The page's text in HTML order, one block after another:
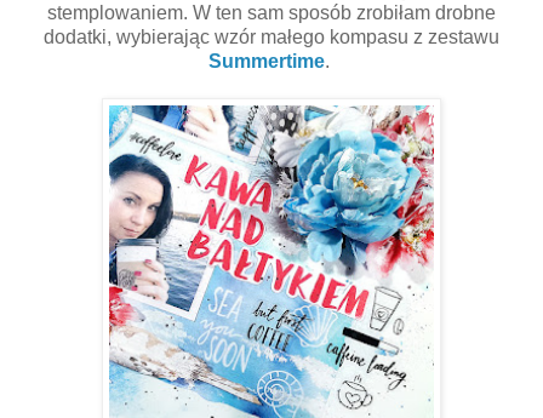
stemplowaniem. W ten sam sposób zrobiłam drobne
dodatki, wybierając wzór małego kompasu z zestawu
Summertime.